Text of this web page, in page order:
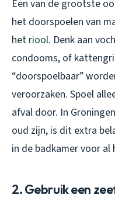
Een van de grootste
het doorspoelen van
het riool. Denk aan
condooms, of
“doorspoelbaar”
veroorzaken. Spoel
afval door. In
oud zijn, is dit extra
in de badkamer voor al
2. Gebruik een